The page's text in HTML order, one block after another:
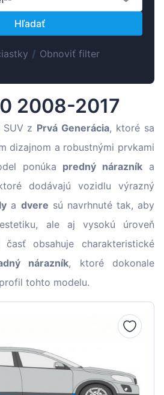
Magyar
Português
Slovenian
Latvian
Hľadať
/ Obnoviť filter
2008-2017
z Prvá Generácia, ktoré sa
dizajnom a robustnými prvkami
ponúka predný nárazník a
dodávajú vozidlu výrazný
a dvere sú navrhnuté tak, aby
ale aj vysokú úroveň
časť obsahuje charakteristické
nárazník, ktoré dokonale
tohto modelu.